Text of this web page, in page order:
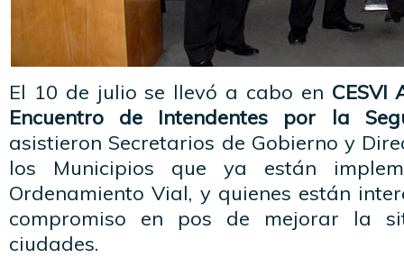
El 10 de julio se llevó a cabo en CESVI
Encuentro de Intendentes por la
asistieron Secretarios de Gobierno y
los Municipios que ya están
Ordenamiento Vial, y quienes están
compromiso en pos de mejorar la
ciudades.